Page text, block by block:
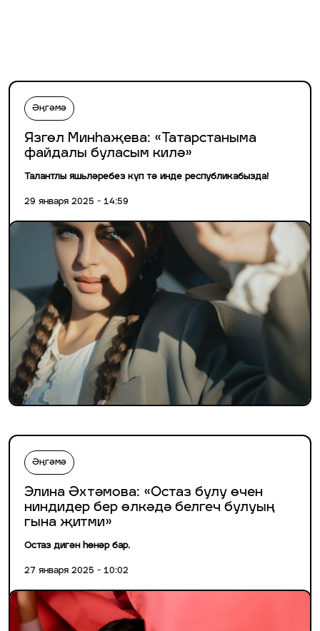
Әңгәмә
Язгөл Минһаҗева: «Татарстаныма
файдалы буласым килә»
Талантлы яшьләребез күп тә инде республикабызда!
29 января 2025 - 14:59
Әңгәмә
Элина Әхтәмова: «Остаз булу өчен
ниндидер бер өлкәдә белгеч булуың
гына җитми»
Остаз дигән һөнәр бар.
27 января 2025 - 10:02